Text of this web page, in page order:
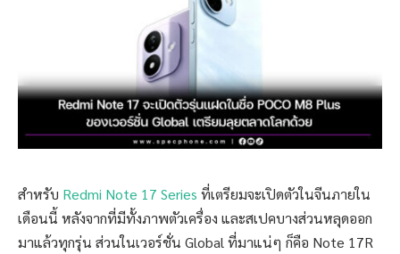
สำหรับ Redmi Note 17 Series ที่เตรียมจะเปิดตัวในจีนภายใน
เดือนนี้ หลังจากที่มีทั้งภาพตัวเครื่อง และสเปคบางส่วนหลุดออก
มาแล้วทุกรุ่น ส่วนในเวอร์ชั่น Global ที่มาแน่ๆ ก็คือ Note 17R